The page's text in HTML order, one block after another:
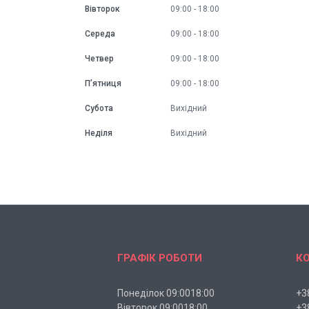
Вівторок 09:00 18:00
Середа 09:00 18:00
Четвер 09:00 18:00
Пʼятниця 09:00 18:00
Субота Вихідний
Неділя Вихідний
ГРАФІК РОБОТИ
Понеділок 09:0018:00